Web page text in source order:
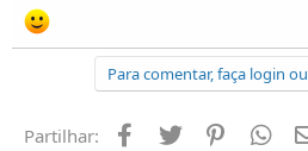
Para comentar, faça login
Partilhar: Facebook
Twitter Pinterest